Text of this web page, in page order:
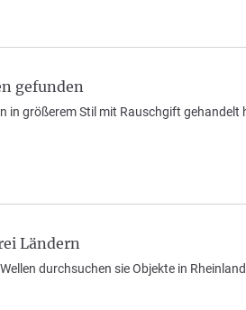
gefunden
größerem Stil mit Rauschgift gehandelt
Ländern
durchsuchen sie Objekte in